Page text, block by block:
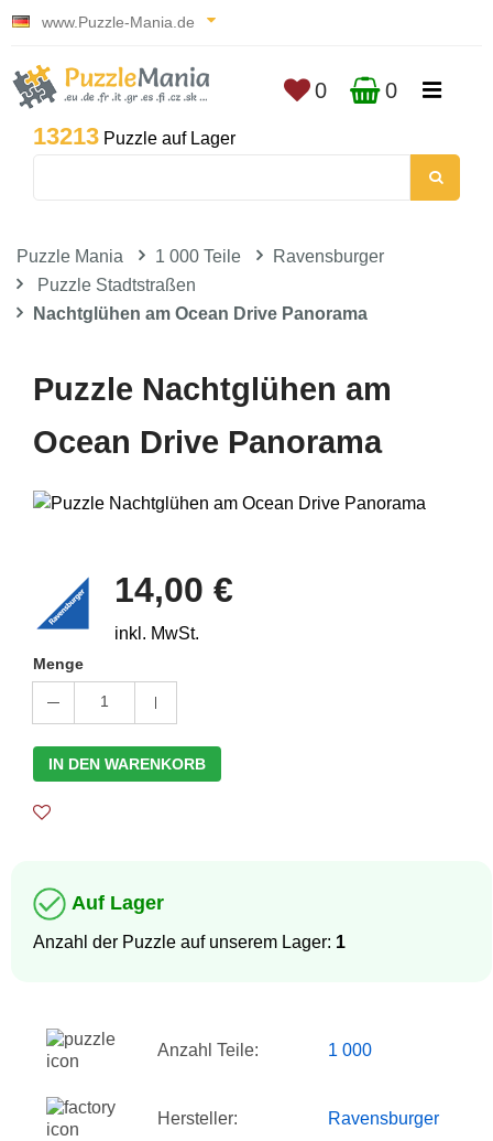
www.Puzzle-Mania.de
13213 Puzzle auf Lager
0 0
Puzzle Mania 1 000 Teile
Ravensburger
Puzzle Stadtstraßen
Nachtglühen am Ocean Drive Panorama
Puzzle Nachtglühen am
Ocean Drive Panorama
14,00 €
inkl. MwSt.
Menge
1
IN DEN WARENKORB
Auf Lager
Anzahl der Puzzle auf unserem Lager: 1
Anzahl Teile: 1 000
Hersteller: Ravensburger